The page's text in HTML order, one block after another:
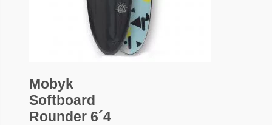
Mobyk
Softboard
Rounder 6´4